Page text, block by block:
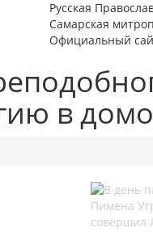
Русская
Самарская
Официальный
в